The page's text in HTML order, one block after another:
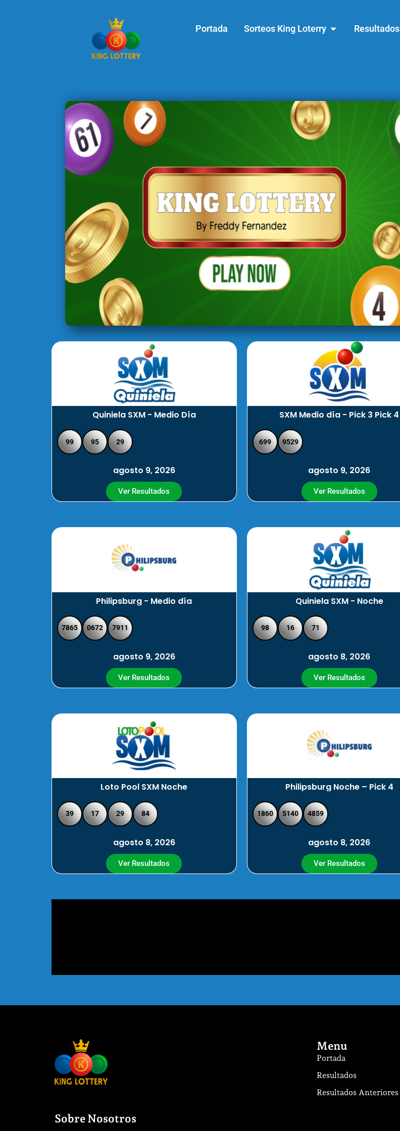
Portada Sorteos King Loterry Resultados
Quiniela SXM - Medio Día SXM Medio día - Pick 3 Pick 4
99 95 29
agosto 9, 2026
699 9529
agosto 9, 2026
Ver Resultados Ver Resultados
Philipsburg - Medio día Quiniela SXM - Noche
7865 0672 7911
agosto 9, 2026
98 16 71
agosto 8, 2026
Ver Resultados Ver Resultados
Loto Pool SXM Noche Philipsburg Noche – Pick 4
39 17 29 84
agosto 8, 2026
1860 5140 4859
agosto 8, 2026
Ver Resultados Ver Resultados
Sobre Nosotros
Menu
Portada
Resultados
Resultados Anteriores